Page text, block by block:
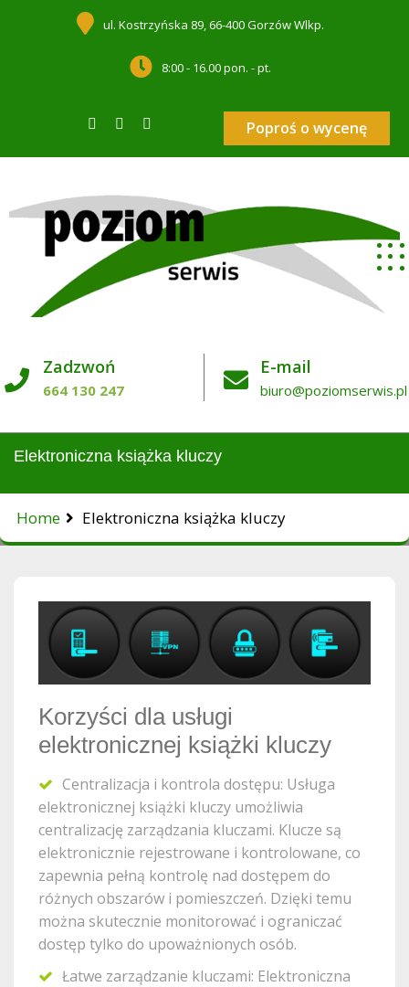
ul. Kostrzyńska 89, 66-400 Gorzów Wlkp.
8:00 - 16.00 pon. - pt.
Poproś o wycenę
Zadzwoń
664 130 247
E-mail
biuro@poziomserwis.pl
Elektroniczna książka kluczy
Home Elektroniczna książka kluczy
Korzyści dla usługi
elektronicznej książki kluczy
Centralizacja i kontrola dostępu: Usługa
elektronicznej książki kluczy umożliwia
centralizację zarządzania kluczami. Klucze są
elektronicznie rejestrowane i kontrolowane, co
zapewnia pełną kontrolę nad dostępem do
różnych obszarów i pomieszczeń. Dzięki temu
można skutecznie monitorować i ograniczać
dostęp tylko do upoważnionych osób.
Łatwe zarządzanie kluczami: Elektroniczna